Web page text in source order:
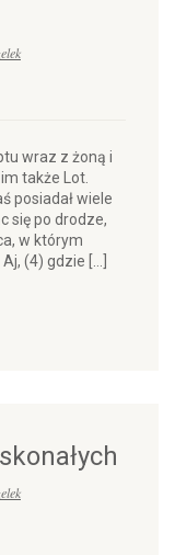
wraz z żoną i
także Lot.
posiadał wiele
się po drodze,
w którym
(4) gdzie […]